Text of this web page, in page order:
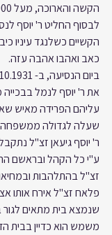
לבסוף החליט ר' יוסף
הקשיים כשלנגד עיניו
כאב ואהבו אהבה עזה.
את ר' יוסף לנמל
עליהם הפרידה מאיש
שעלה לגדולה ממשפחה
ר' יוסף גיעאן זצ"ל
ע"י כל הקהל ובראשם
זצ"ל בהתלהבות
פלאח זצ"ל אירח אותו
שנמצא בית מתאים לגור
משמש הוא כדיין בבית